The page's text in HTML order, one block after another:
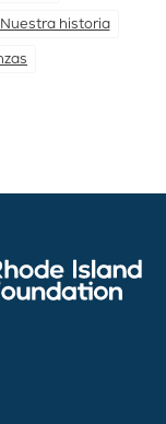
Nuestra historia